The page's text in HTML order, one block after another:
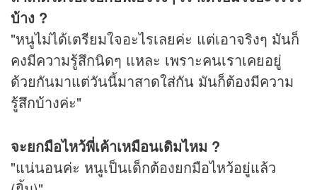
บ้าง ?
"หนูไม่ได้เตรียมใจอะไรเลยค่ะ แต่เอาจริงๆ มันก็
คงมีความรู้สึกนิดๆ แหละ เพราะคนเราเคยอยู่
ด้วยกันมาแต่วันนี้มาสาดใส่กัน มันก็ต้องมีความ
รู้สึกบ้างค่ะ"
จะยกมือไหว้พี่เค้าเหมือนเดิมไหม ?
"แน่นอนค่ะ หนูเป็นเด็กต้องยกมือไหว้อยู่แล้ว